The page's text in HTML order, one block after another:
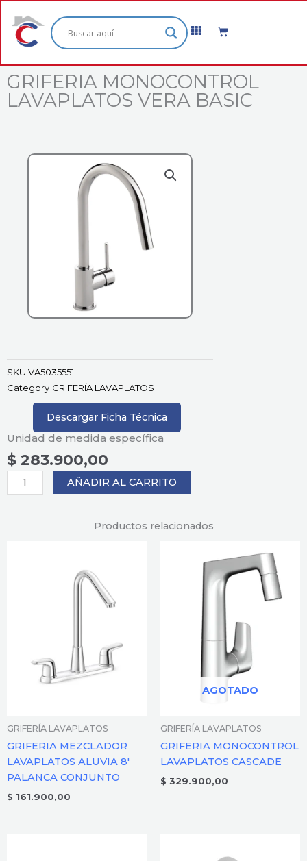
contenido
Cart
GRIFERIA MONOCONTROL
LAVAPLATOS VERA BASIC
SKU VA5035551
Category GRIFERÍA LAVAPLATOS
Descargar Ficha Técnica
Unidad de medida específica
$ 283.900,00
GRIFERIA
MONOCONTROL
AÑADIR AL CARRITO
Productos relacionados
GRIFERÍA LAVAPLATOS
GRIFERIA MEZCLADOR
LAVAPLATOS ALUVIA 8′
PALANCA CONJUNTO
$ 161.900,00
AGOTADO
GRIFERÍA LAVAPLATOS
GRIFERIA MONOCONTROL
LAVAPLATOS CASCADE
$ 329.900,00